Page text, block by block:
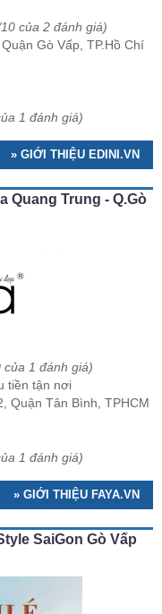
của 2 đánh giá)
Gò Vấp, TP.Hồ Chí
1 đánh giá)
» GIỚI THIỆU EDINI.VN
Quang Trung - Q.Gò
của 1 đánh giá)
tiền tận nơi
Quận Tân Bình, TPHCM
1 đánh giá)
» GIỚI THIỆU FAYA.VN
SaiGon Gò Vấp